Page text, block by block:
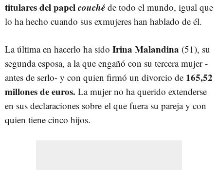
titulares del papelcouché de todo el mundo, igual que
lo ha hecho cuando sus exmujeres han hablado de él.
La última en hacerlo ha sido Irina Malandina (51), su
segunda esposa, a la que engañó con su tercera mujer -
antes de serlo- y con quien firmó un divorcio de 165,52
millones de euros. La mujer no ha querido extenderse
en sus declaraciones sobre el que fuera su pareja y con
quien tiene cinco hijos.